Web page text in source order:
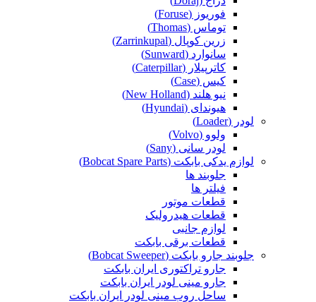
فوریوز (Foruse)
توماس (Thomas)
زرین کوپال (Zarrinkupal)
سانوارد (Sunward)
کاترپیلار (Caterpillar)
کیس (Case)
نیو هلند (New Holland)
هیوندای (Hyundai)
لودر (Loader)
ولوو (Volvo)
لودر سانی (Sany)
لوازم یدکی بابکت (Bobcat Spare Parts)
جلوبند ها
فیلتر ها
قطعات موتور
قطعات هیدرولیک
لوازم جانبی
قطعات برقی بابکت
جلوبند جارو بابکت (Bobcat Sweeper)
جارو تراکتوری ایران بابکت
جارو مینی لودر ایران بابکت
ساحل روب مینی لودر ایران بابکت